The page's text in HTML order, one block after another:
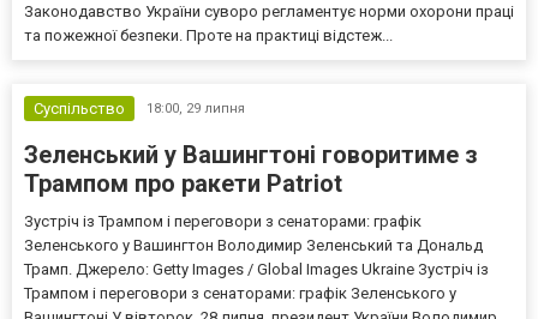
Законодавство України суворо регламентує норми охорони праці
та пожежної безпеки. Проте на практиці відстеж...
Суспільство 18:00, 29 липня
Зеленський у Вашингтоні говоритиме з
Трампом про ракети Patriot
Зустріч із Трампом і переговори з сенаторами: графік
Зеленського у Вашингтон Володимир Зеленський та Дональд
Трамп. Джерело: Getty Images / Global Images Ukraine Зустріч із
Трампом і переговори з сенаторами: графік Зеленського у